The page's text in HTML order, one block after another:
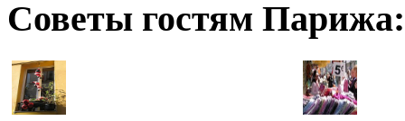
Советы гостям Парижа: